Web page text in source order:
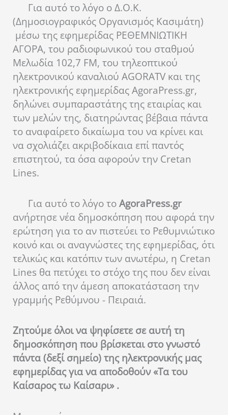
Για αυτό το λόγο ο Δ.Ο.Κ.
(Δημοσιογραφικός Οργανισμός Κασιμάτη)
μέσω της εφημερίδας ΡΕΘΕΜΝΙΩΤΙΚΗ
ΑΓΟΡΑ, του ραδιοφωνικού του σταθμού
Μελωδία 102,7 FM, του τηλεοπτικού
ηλεκτρονικού καναλιού AGORATV και της
ηλεκτρονικής εφημερίδας AgoraPress.gr,
δηλώνει συμπαραστάτης της εταιρίας και
των μελών της, διατηρώντας βέβαια πάντα
το αναφαίρετο δικαίωμα του να κρίνει και
να σχολιάζει ακριβοδίκαια επί παντός
επιστητού, τα όσα αφορούν την Cretan
Lines.
Για αυτό το λόγο τοAgoraPress.gr
ανήρτησε νέα δημοσκόπηση που αφορά την
ερώτηση για το αν πιστεύει το Ρεθυμνιώτικο
κοινό και οι αναγνώστες της εφημερίδας, ότι
τελικώς και κατόπιν των ανωτέρω, η Cretan
Lines θα πετύχει το στόχο της που δεν είναι
άλλος από την άμεση αποκατάσταση την
γραμμής Ρεθύμνου - Πειραιά.
Ζητούμε όλοι να ψηφίσετε σε αυτή τη
δημοσκόπηση που βρίσκεται στο γνωστό
πάντα (δεξί σημείο) της ηλεκτρονικής μας
εφημερίδας για να αποδοθούν «Τα του
Καίσαρος τω Καίσαρι» .